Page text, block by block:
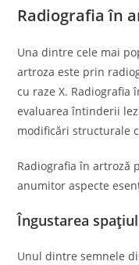
Radiografia în
Una dintre cele mai
artroza este prin
cu raze X. Radiografia
evaluarea întinderii
modificări structurale
Radiografia în artroză
anumitor aspecte
Îngustarea
Unul dintre semnele